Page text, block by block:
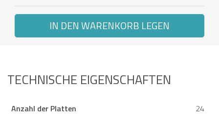
IN DEN WARENKORB LEGEN
TECHNISCHE EIGENSCHAFTEN
Anzahl der Platten
24